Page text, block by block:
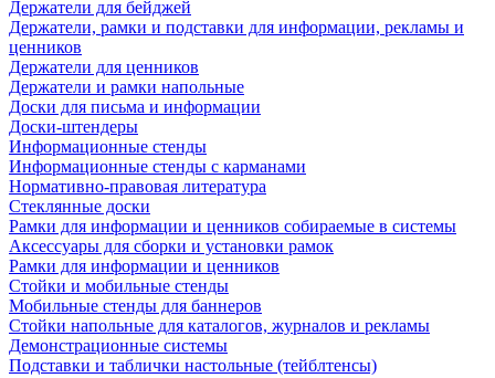
Держатели для бейджей
Держатели, рамки и подставки для информации, рекламы и
ценников
Держатели для ценников
Держатели и рамки напольные
Доски для письма и информации
Доски-штендеры
Информационные стенды
Информационные стенды с карманами
Нормативно-правовая литература
Стеклянные доски
Рамки для информации и ценников собираемые в системы
Аксессуары для сборки и установки рамок
Рамки для информации и ценников
Стойки и мобильные стенды
Мобильные стенды для баннеров
Стойки напольные для каталогов, журналов и рекламы
Демонстрационные системы
Подставки и таблички настольные (тейблтенсы)